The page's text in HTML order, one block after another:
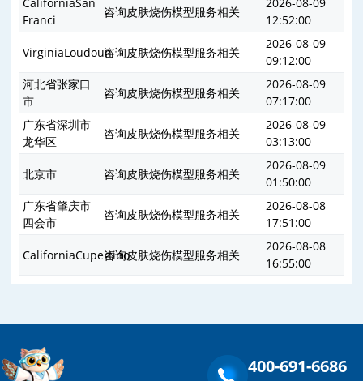
Franci
咨询皮肤烧伤模型服务相关
12:52:00
VirginiaLoudoun咨询皮肤烧伤模型服务相关
2026-08-09
09:12:00
河北省张家口
市
咨询皮肤烧伤模型服务相关
2026-08-09
07:17:00
广东省深圳市
龙华区
咨询皮肤烧伤模型服务相关
2026-08-09
03:13:00
北京市 咨询皮肤烧伤模型服务相关
2026-08-09
01:50:00
广东省肇庆市
四会市
咨询皮肤烧伤模型服务相关
2026-08-08
17:51:00
CaliforniaCupertino咨询皮肤烧伤模型服务相关
2026-08-08
16:55:00
400-691-6686